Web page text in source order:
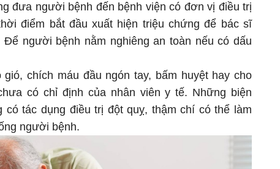
đưa người bệnh đến bệnh viện có đơn vị điều trị
điểm bắt đầu xuất hiện triệu chứng để bác sĩ
người bệnh nằm nghiêng an toàn nếu có dấu
chích máu đầu ngón tay, bấm huyệt hay cho
có chỉ định của nhân viên y tế. Những biện
có tác dụng điều trị đột quỵ, thậm chí có thể làm
người bệnh.